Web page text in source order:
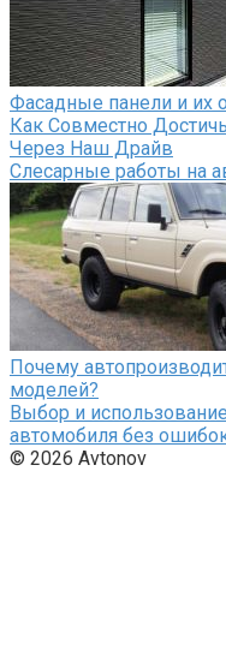
Фасадные панели и их
Как Совместно
Через Наш Драйв
Слесарные работы на
Почему
моделей?
Выбор и
автомобиля без
© 2026 Avtonov